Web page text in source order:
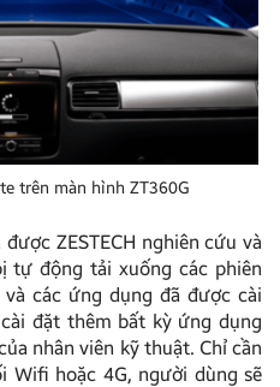
trên màn hình ZT360G
ZESTECH nghiên cứu và
tự động tải xuống các phiên
các ứng dụng đã được cài
đặt thêm bất kỳ ứng dụng
nhân viên kỹ thuật. Chỉ cần
Wifi hoặc 4G, người dùng sẽ